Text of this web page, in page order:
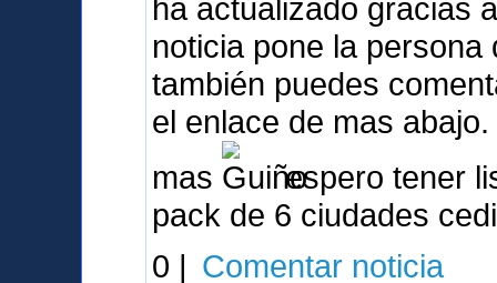
ha actualizado gracias
noticia pone la
también puedes
el enlace de mas
mas
espero tener
pack de 6 ciudades
0 | Comentar noticia